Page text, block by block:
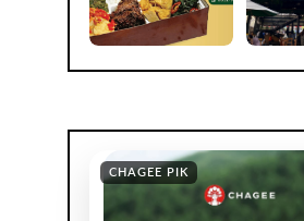
CHAGEE PIK